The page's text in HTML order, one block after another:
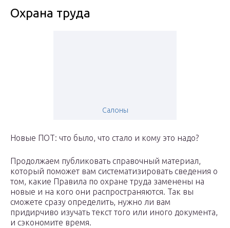
Охрана труда
Салоны
Новые ПОТ: что было, что стало и кому это надо?
Продолжаем публиковать справочный материал,
который поможет вам систематизировать сведения о
том, какие Правила по охране труда заменены на
новые и на кого они распространяются. Так вы
сможете сразу определить, нужно ли вам
придирчиво изучать текст того или иного документа,
и сэкономите время.